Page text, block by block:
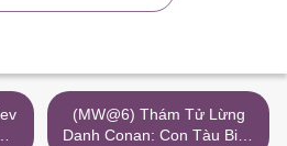
(MW@6) Thám Tử Lừng
Danh Conan: Con Tàu Biến